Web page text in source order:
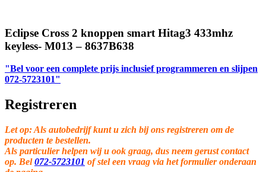
Eclipse Cross 2 knoppen smart Hitag3 433mhz
keyless- M013 – 8637B638
"Bel voor een complete prijs inclusief programmeren en slijpen
072-5723101"
Registreren
Let op: Als autobedrijf kunt u zich bij ons registreren om de
producten te bestellen.
Als particulier helpen wij u ook graag, dus neem gerust contact
op. Bel072-5723101 of stel een vraag via het formulier onderaan